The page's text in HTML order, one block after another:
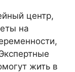
центр,
на
жить в